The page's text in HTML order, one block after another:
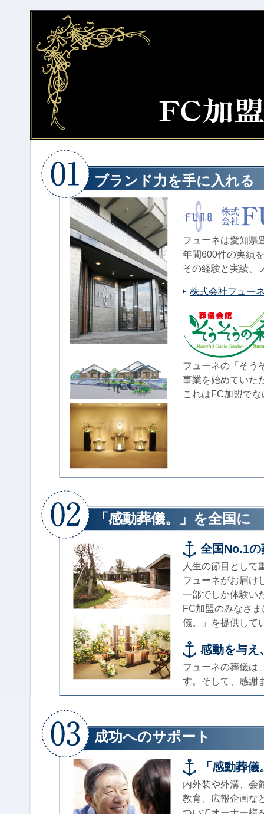
ブランド力を手に入れる
フューネは愛知県
年間600件の実績
その経験と実績、
株式会社フュー
フューネの「そう
事業を始めていた
これはFC加盟で
「感動葬儀。」を全国に
全国No.1
人生の節目として
フューネがお届け
一部でしか体験い
FC加盟のみなさ
儀。」を提供して
感動を与え
フューネの葬儀は
す。そして、感謝
成功へのサポート
「感動葬
内外装や外溝、会
教育、広報企画な